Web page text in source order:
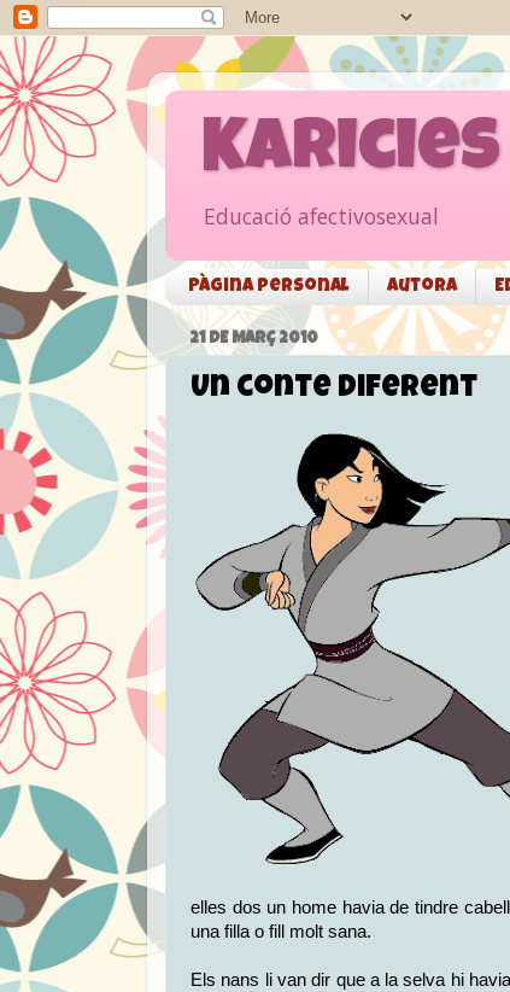
Karicies
Educació afectivosexual
Pàgina personal Autora
21 DE MARÇ 2010
Un conte diferent
elles dos un home havia de tindre
una filla o fill molt sana.
Els nans li van dir que a la selva hi